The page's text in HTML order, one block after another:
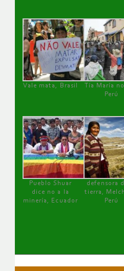
Vale mata, Brasil
Tía María
Perú
Pueblo Shuar
dice no a la
minería, Ecuador
defensora
tierra,
Perú